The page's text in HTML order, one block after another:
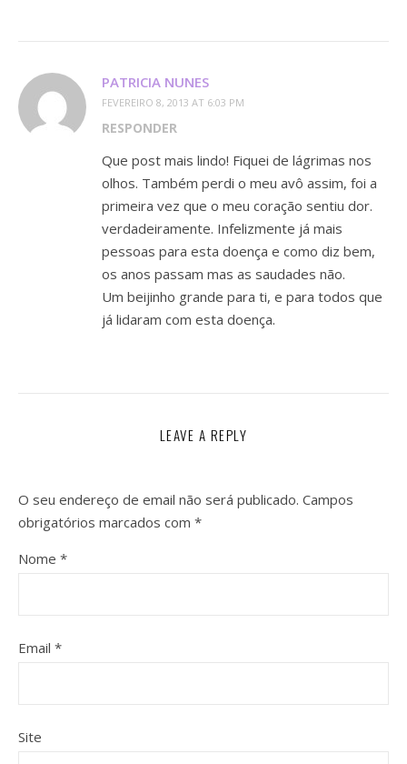
PATRICIA NUNES
FEVEREIRO 8, 2013 AT 6:03 PM
RESPONDER
Que post mais lindo! Fiquei de lágrimas nos
olhos. Também perdi o meu avô assim, foi a
primeira vez que o meu coração sentiu dor.
verdadeiramente. Infelizmente já mais
pessoas para esta doença e como diz bem,
os anos passam mas as saudades não.
Um beijinho grande para ti, e para todos que
já lidaram com esta doença.
LEAVE A REPLY
O seu endereço de email não será publicado. Campos
obrigatórios marcados com *
Nome *
Email *
Site